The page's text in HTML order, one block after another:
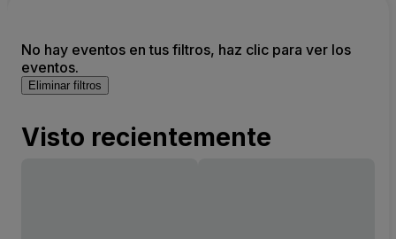
No hay eventos en tus filtros, haz clic para ver los
eventos.
Eliminar filtros
Visto recientemente